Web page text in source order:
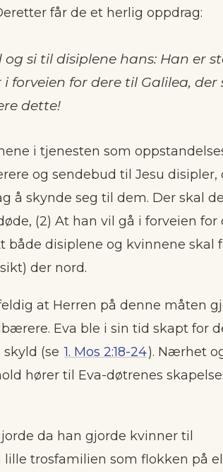
får de et herlig oppdrag:
si til disiplene hans: Han er
forveien for dere til Galilea, der
dette!
i tjenesten som
og sendebud til Jesu disipler,
å skynde seg til dem. Der skal
(2) At han vil gå i forveien for
både disiplene og kvinnene skal
der nord.
at Herren på denne måten
Eva ble i sin tid skapt for
(se 1. Mos 2:18-24). Nærhet
hører til Eva-døtrenes
da han gjorde kvinner til
trosfamilien som flokken på